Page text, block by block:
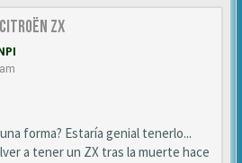
ZX
forma? Estaría genial tenerlo...
a tener un ZX tras la muerte hace